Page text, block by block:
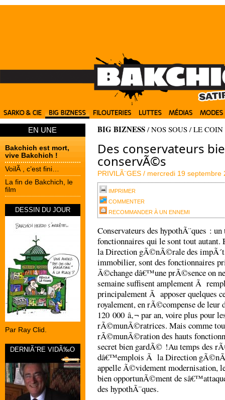
EN UNE
Bakchich est mort,
vive Bakchich !
VoilÃ , c’est fini…
La fin de Bakchich, le
film
DESSIN DU JOUR
Par Ray Clid.
DERNIÃˆRE VIDÃ‰O
BIG BIZNESS /NOS SOUS /LE COIN
Des conservateurs
conservÃ©s
PRIVILÃ¨GES / mercredi 19 septembre
IMPRIMER
COMMENTER
RECOMMANDER À UN ENNEMI
Conservateurs des hypothÃ¨ques :
fonctionnaires qui le sont tout autant.
la Direction gÃ©nÃ©rale des
immobilier, sont des
Ã©change dâ€™une prÃ©sence on
semaine suffisent amplement Ã
principalement Ã apposer quelques
royalement, en rÃ©compense de
120 000 â‚¬ par an, voire plus pour
rÃ©munÃ©ratrices. Mais comme
rÃ©munÃ©ration des hauts
secret bien gardÃ© !Au temps des
dâ€™emplois Ã la Direction
appelle Ã©videment modernisation,
bien opportunÃ©ment de
des hypothÃ¨ques.